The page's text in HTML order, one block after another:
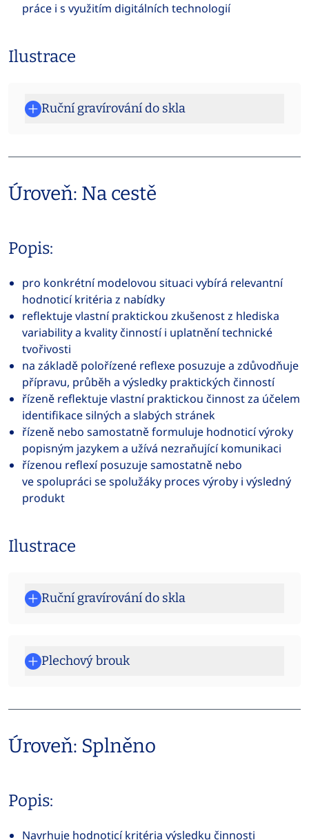
práce i s využitím digitálních technologií
Ilustrace
Ruční gravírování do skla
Úroveň: Na cestě
Popis:
pro konkrétní modelovou situaci vybírá relevantní
hodnoticí kritéria z nabídky
reflektuje vlastní praktickou zkušenost z hlediska
variability a kvality činností i uplatnění technické
tvořivosti
na základě polořízené reflexe posuzuje a zdůvodňuje
přípravu, průběh a výsledky praktických činností
řízeně reflektuje vlastní praktickou činnost za účelem
identifikace silných a slabých stránek
řízeně nebo samostatně formuluje hodnoticí výroky
popisným jazykem a užívá nezraňující komunikaci
řízenou reflexí posuzuje samostatně nebo
ve spolupráci se spolužáky proces výroby i výsledný
produkt
Ilustrace
Ruční gravírování do skla
Plechový brouk
Úroveň: Splněno
Popis:
Navrhuje hodnoticí kritéria výsledku činnosti